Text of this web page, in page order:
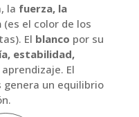
la fuerza, la
(es el color de los
El blanco por su
estabilidad,
El
un equilibrio